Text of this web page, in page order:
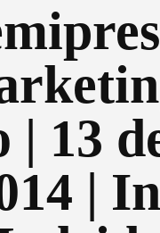
13
|